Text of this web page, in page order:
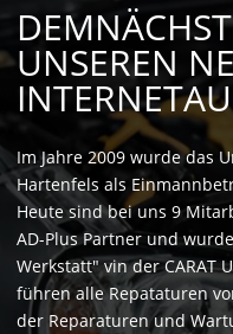
UNSEREN
Im Jahre 2009 wurde das
Hartenfels als
Heute sind bei uns 9
AD-Plus Partner und
Werkstatt" vin der CARAT
führen alle Repataturen
der Reparaturen und